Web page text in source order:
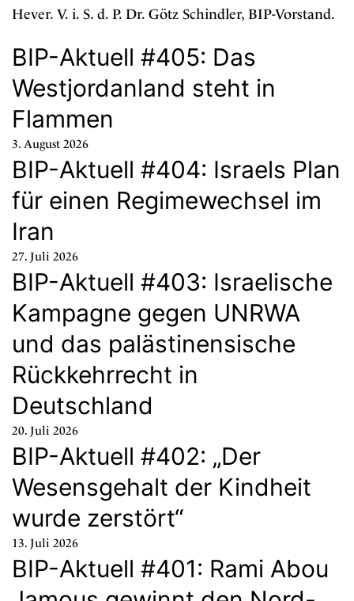
Hever. V. i. S. d. P. Dr. Götz Schindler, BIP-Vorstand.
BIP-Aktuell #405: Das
Westjordanland steht in
Flammen
3. August 2026
BIP-Aktuell #404: Israels Plan
für einen Regimewechsel im
Iran
27. Juli 2026
BIP-Aktuell #403: Israelische
Kampagne gegen UNRWA
und das palästinensische
Rückkehrrecht in
Deutschland
20. Juli 2026
BIP-Aktuell #402: „Der
Wesensgehalt der Kindheit
wurde zerstört“
13. Juli 2026
BIP-Aktuell #401: Rami Abou